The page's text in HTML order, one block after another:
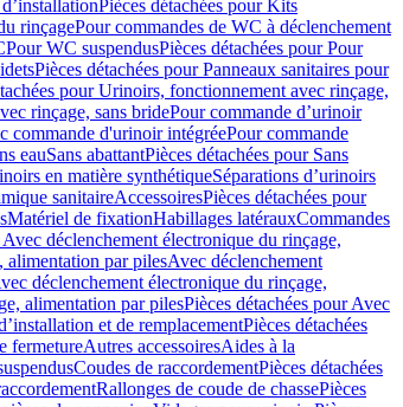
Pièces détachées pour Kits
rinçagePour commandes de WC à déclenchement
Pour WC suspendusPièces détachées pour Pour
Pièces détachées pour Panneaux sanitaires pour
pour Urinoirs, fonctionnement avec rinçage,
rinçage, sans bridePour commande d’urinoir
commande d'urinoir intégréePour commande
eauSans abattantPièces détachées pour Sans
en matière synthétiqueSéparations d’urinoirs
sanitaireAccessoiresPièces détachées pour
Matériel de fixationHabillages latérauxCommandes
Avec déclenchement électronique du rinçage,
alimentation par pilesAvec déclenchement
déclenchement électronique du rinçage,
alimentation par pilesPièces détachées pour Avec
et de remplacementPièces détachées
fermetureAutres accessoiresAides à la
Coudes de raccordementPièces détachées
Rallonges de coude de chassePièces